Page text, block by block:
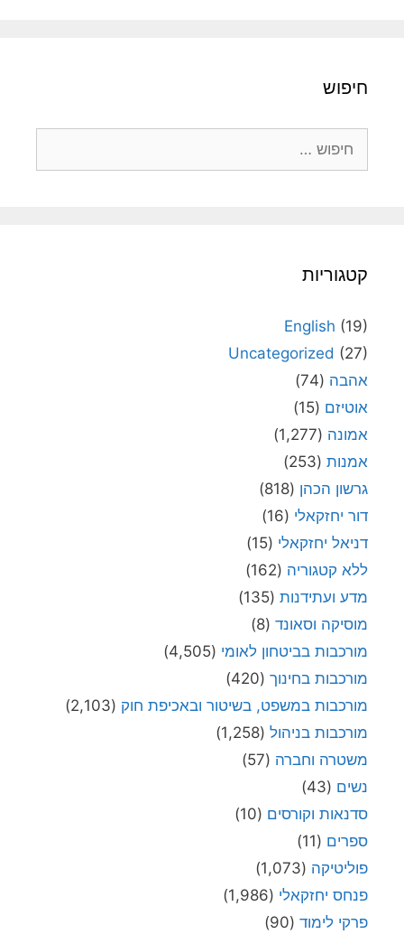
חיפוש
קטגוריות
English (19)
Uncategorized (27)
אהבה (74)
אוטיזם (15)
אמונה (1,277)
אמנות (253)
גרשון הכהן (818)
דור יחזקאלי (16)
דניאל יחזקאלי (15)
ללא קטגוריה (162)
מדע ועתידנות (135)
מוסיקה וסאונד (8)
מורכבות בביטחון לאומי (4,505)
מורכבות בחינוך (420)
מורכבות במשפט, בשיטור ובאכיפת חוק (2,103)
מורכבות בניהול (1,258)
משטרה וחברה (57)
נשים (43)
סדנאות וקורסים (10)
ספרים (11)
פוליטיקה (1,073)
פנחס יחזקאלי (1,986)
פרקי לימוד (90)